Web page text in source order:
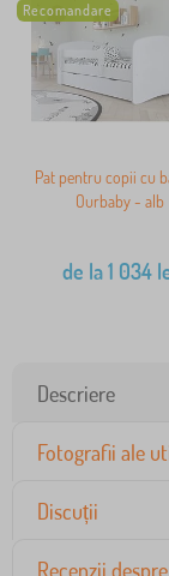
Recomandare
Pat pentru copii cu
Ourbaby - alb
de la1 034
Descriere
Fotografii ale
Discuții
Recenzii